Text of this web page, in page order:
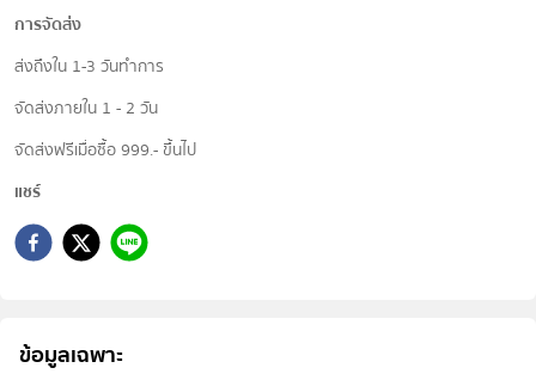
การจัดส่ง
ส่งถึงใน 1-3 วันทำการ
จัดส่งภายใน 1 - 2 วัน
จัดส่งฟรีเมื่อซื้อ 999.- ขึ้นไป
แชร์
ข้อมูลเฉพาะ